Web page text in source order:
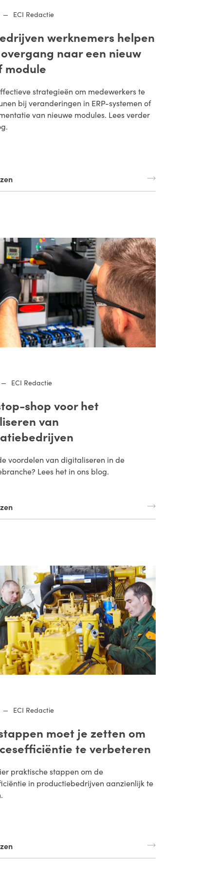
— ECI Redactie
werknemers helpen
naar een nieuw
module
strategieën om medewerkers te
bij veranderingen in ERP-systemen of
van nieuwe modules. Lees verder
— ECI Redactie
shop voor het
van
voordelen van digitaliseren in de
Lees het in ons blog.
— ECI Redactie
moet je zetten om
te verbeteren
praktische stappen om de
in productiebedrijven aanzienlijk te